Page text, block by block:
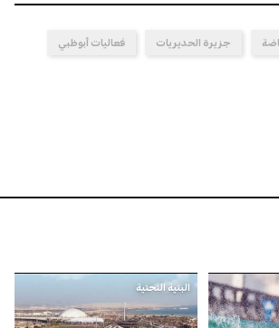
جزيرة الحديريات فعاليات أبوظبي
البنية التحتية